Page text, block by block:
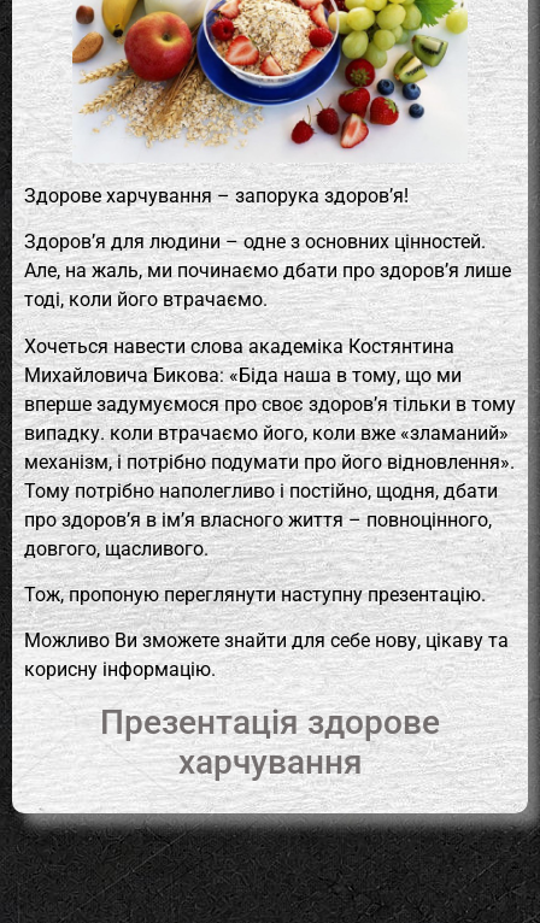
Здорове харчування – запорука здоров’я!
Здоров’я для людини – одне з основних цінностей.
Але, на жаль, ми починаємо дбати про здоров’я лише
тоді, коли його втрачаємо.
Хочеться навести слова академіка Костянтина
Михайловича Бикова: «Біда наша в тому, що ми
вперше задумуємося про своє здоров’я тільки в тому
випадку. коли втрачаємо його, коли вже «зламаний»
механізм, і потрібно подумати про його відновлення».
Тому потрібно наполегливо і постійно, щодня, дбати
про здоров’я в ім’я власного життя – повноцінного,
довгого, щасливого.
Тож, пропоную переглянути наступну презентацію.
Можливо Ви зможете знайти для себе нову, цікаву та
корисну інформацію.
Презентація здорове
харчування